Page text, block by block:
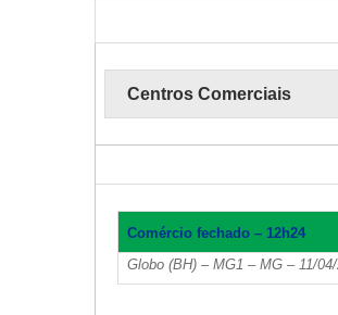
Centros Comerciais
Comércio fechado – 12h24
Globo (BH) – MG1 – MG – 11/